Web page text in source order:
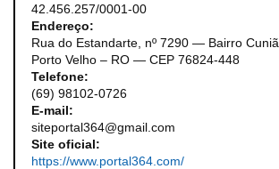
42.456.257/0001-00
Endereço:
Rua do Estandarte, nº 7290 — Bairro Cuniã
Porto Velho – RO — CEP 76824-448
Telefone:
(69) 98102-0726
E-mail:
siteportal364@gmail.com
Site oficial:
https://www.portal364.com/